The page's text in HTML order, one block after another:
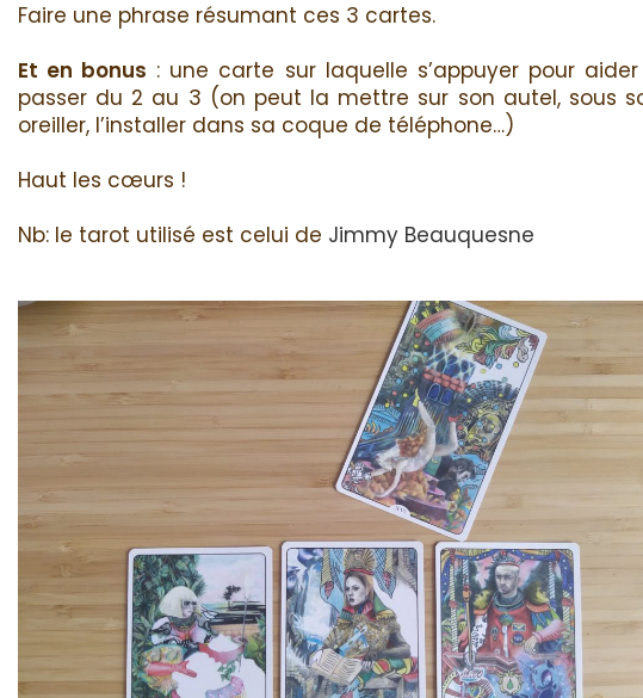
Faire une phrase résumant ces 3 cartes.
Et en bonus : une carte sur laquelle s’appuyer pour
passer du 2 au 3 (on peut la mettre sur son autel, sous
oreiller, l’installer dans sa coque de téléphone…)
Haut les cœurs !
Nb: le tarot utilisé est celui de Jimmy Beauquesne